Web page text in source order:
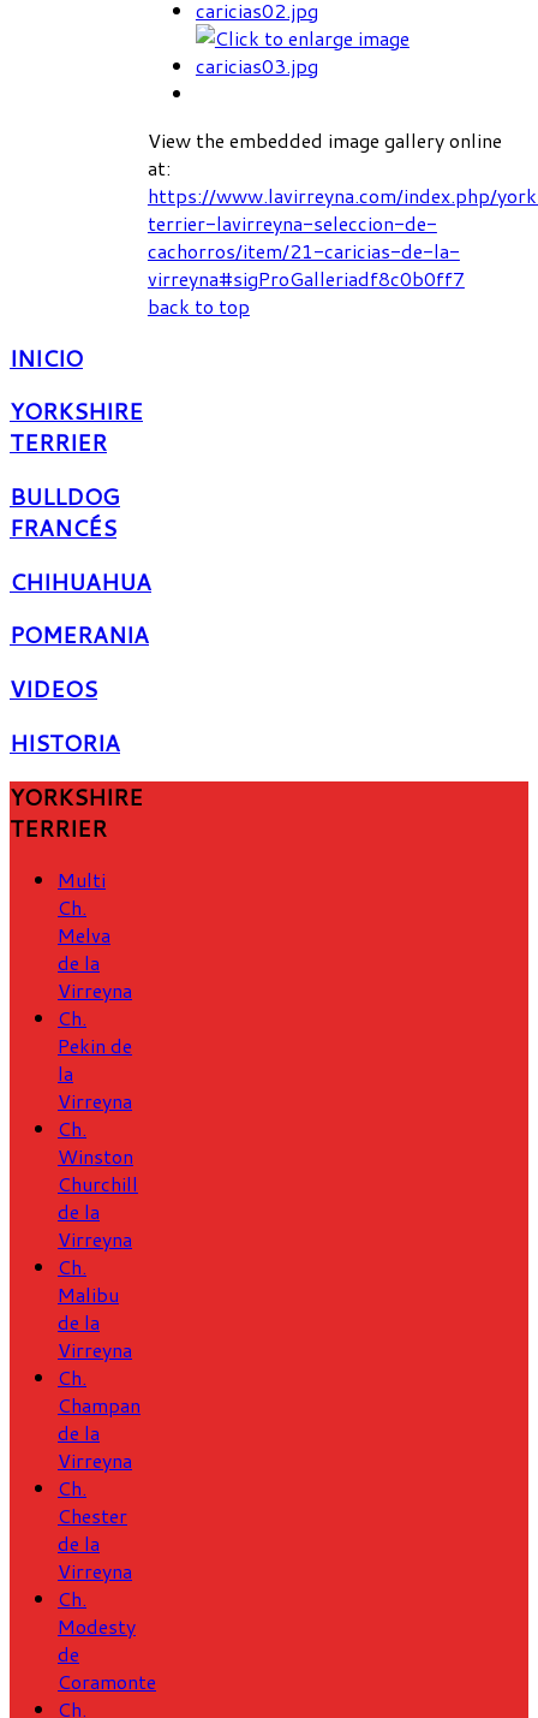
View the embedded image gallery online
at:
https://www.lavirreyna.com/index.php/
terrier-lavirreyna-seleccion-de-
cachorros/item/21-caricias-de-la-
virreyna#sigProGalleriadf8c0b0ff7
back to top
INICIO
YORKSHIRE
TERRIER
BULLDOG
FRANCÉS
CHIHUAHUA
POMERANIA
VIDEOS
HISTORIA
YORKSHIRE
TERRIER
Multi
Ch.
Melva
de la
Virreyna
Ch.
Pekin de
la
Virreyna
Ch.
Winston
Churchill
de la
Virreyna
Ch.
Malibu
de la
Virreyna
Ch.
Champan
de la
Virreyna
Ch.
Chester
de la
Virreyna
Ch.
Modesty
de
Coramonte
Ch.